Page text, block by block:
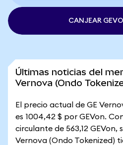
CANJEAR
Últimas noticias del
Vernova (Ondo
El precio actual de GE
es 1004,42 $ por GEVon.
circulante de 563,12 GEVon,
Vernova (Ondo Tokenized)